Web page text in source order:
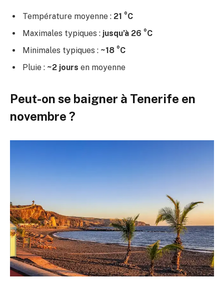
Température moyenne : 21 °C
Maximales typiques : jusqu’à 26 °C
Minimales typiques : ~18 °C
Pluie : ~2 jours en moyenne
Peut-on se baigner à Tenerife en
novembre ?